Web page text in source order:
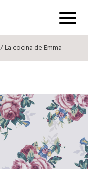
Menú
/ La cocina de Emma